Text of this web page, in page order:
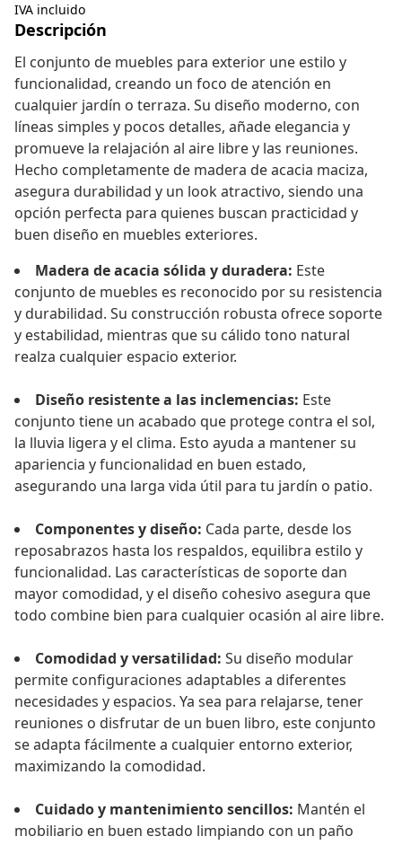
IVA incluido
Descripción
El conjunto de muebles para exterior une estilo y
funcionalidad, creando un foco de atención en
cualquier jardín o terraza. Su diseño moderno, con
líneas simples y pocos detalles, añade elegancia y
promueve la relajación al aire libre y las reuniones.
Hecho completamente de madera de acacia maciza,
asegura durabilidad y un look atractivo, siendo una
opción perfecta para quienes buscan practicidad y
buen diseño en muebles exteriores.
Madera de acacia sólida y duradera: Este
conjunto de muebles es reconocido por su resistencia
y durabilidad. Su construcción robusta ofrece soporte
y estabilidad, mientras que su cálido tono natural
realza cualquier espacio exterior.
Diseño resistente a las inclemencias: Este
conjunto tiene un acabado que protege contra el sol,
la lluvia ligera y el clima. Esto ayuda a mantener su
apariencia y funcionalidad en buen estado,
asegurando una larga vida útil para tu jardín o patio.
Componentes y diseño: Cada parte, desde los
reposabrazos hasta los respaldos, equilibra estilo y
funcionalidad. Las características de soporte dan
mayor comodidad, y el diseño cohesivo asegura que
todo combine bien para cualquier ocasión al aire libre.
Comodidad y versatilidad: Su diseño modular
permite configuraciones adaptables a diferentes
necesidades y espacios. Ya sea para relajarse, tener
reuniones o disfrutar de un buen libro, este conjunto
se adapta fácilmente a cualquier entorno exterior,
maximizando la comodidad.
Cuidado y mantenimiento sencillos: Mantén el
mobiliario en buen estado limpiando con un paño